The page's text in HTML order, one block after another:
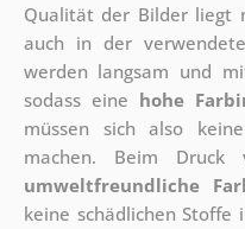
Qualität der Bilder liegt
auch in der
werden langsam und
sodass eine hohe
müssen sich also
machen. Beim Druck
umweltfreundliche
keine schädlichen Stoffe